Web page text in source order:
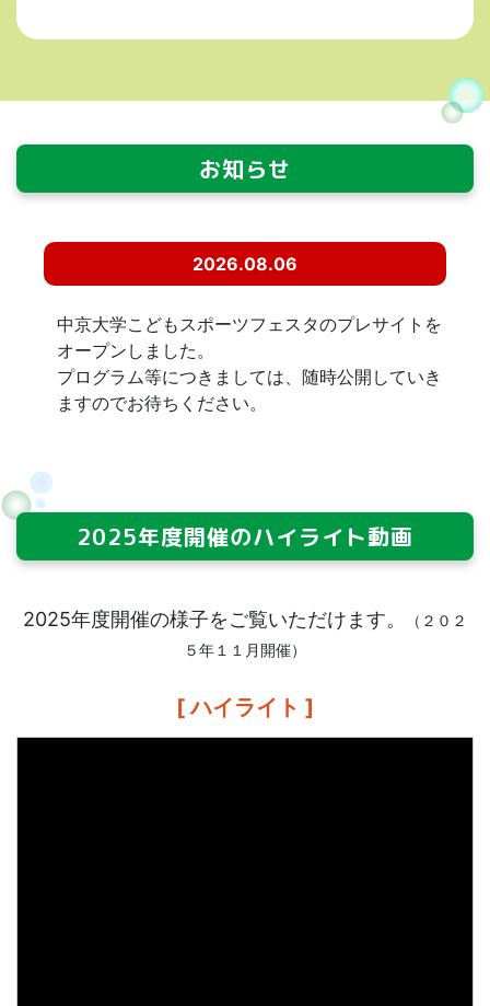
お知らせ
2026.08.06
中京大学こどもスポーツフェスタのプレサイトを
オープンしました。
プログラム等につきましては、随時公開していき
ますのでお待ちください。
2025年度開催のハイライト動画
2025年度開催の様子をご覧いただけます。
（２０２
５年１１月開催）
[ ハイライト ]